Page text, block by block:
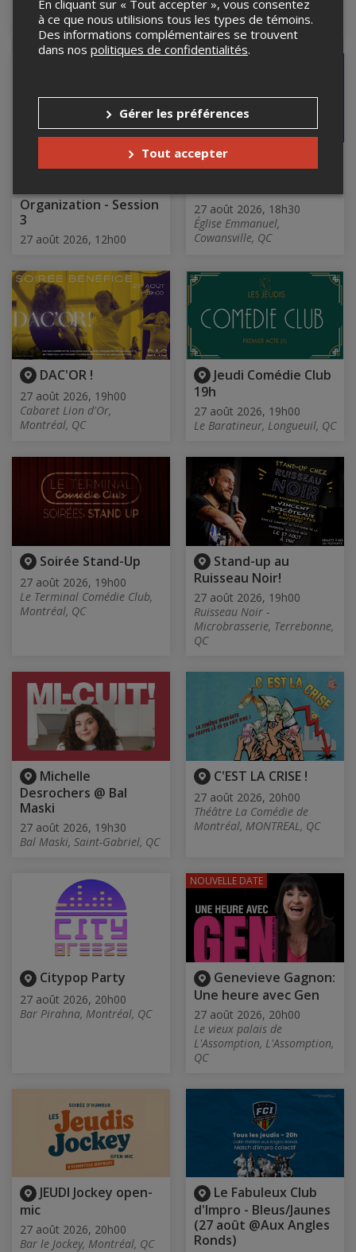
Le Quai des Brumes,
Montréal, QC
Le Red Room, Montréal, QC
PeopleCert Webinar
Organization - Session
3
27 août 2026, 12h00
Lancement de
programmation 2026-
27 août 2026, 18h30
Église Emmanuel,
Cowansville, QC
DAC'OR !
27 août 2026, 19h00
Cabaret Lion d'Or,
Montréal, QC
Jeudi Comédie Club
19h
27 août 2026, 19h00
Le Baratineur, Longueuil, QC
Soirée Stand-Up
27 août 2026, 19h00
Le Terminal Comédie Club,
Montréal, QC
Stand-up au
Ruisseau Noir!
27 août 2026, 19h00
Ruisseau Noir -
Microbrasserie, Terrebonne,
QC
Michelle
Desrochers @ Bal
Maski
27 août 2026, 19h30
Bal Maski, Saint-Gabriel, QC
C'EST LA CRISE !
27 août 2026, 20h00
Théâtre La Comédie de
Montréal, MONTREAL, QC
Citypop Party
27 août 2026, 20h00
Bar Pirahna, Montréal, QC
Genevieve Gagnon:
Une heure avec Gen
27 août 2026, 20h00
Le vieux palais de
L'Assomption, L'Assomption,
QC
NOUVELLE DATE
JEUDI Jockey open-
mic
27 août 2026, 20h00
Bar le Jockey, Montréal, QC
Le Fabuleux Club
d'Impro - Bleus/Jaunes
(27 août @Aux Angles
Ronds)
En cliquant sur « Tout accepter », vous consentez
à ce que nous utilisions tous les types de témoins.
Des informations complémentaires se trouvent
dans nos politiques de confidentialités.
Gérer les préférences
Tout accepter